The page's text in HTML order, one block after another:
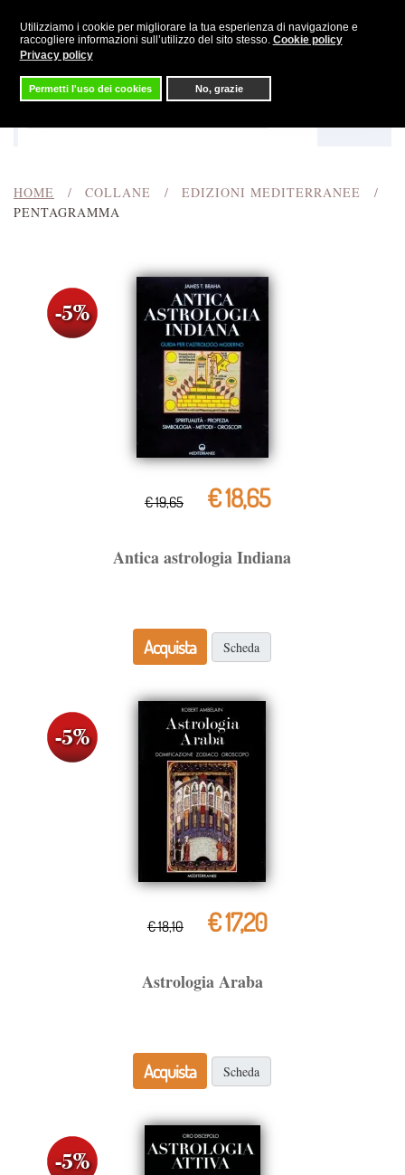
Utilizziamo i cookie per migliorare la tua esperienza di navigazione e
raccogliere informazioni sull’utilizzo del sito stesso. Cookie policy
Privacy policy
Permetti l'uso dei cookies No, grazie
Skip to main content
HOME COLLANE
EDIZIONI MEDITERRANEE
PENTAGRAMMA
€ 19,65 € 18,65
Antica astrologia Indiana
Acquista Scheda
€ 18,10 € 17,20
Astrologia Araba
Acquista Scheda